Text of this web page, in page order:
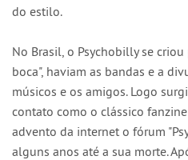
do estilo.
No Brasil, o Psychobilly se
boca", haviam as bandas e a
músicos e os amigos. Logo
contato como o clássico
advento da internet o fórum
alguns anos até a sua morte.